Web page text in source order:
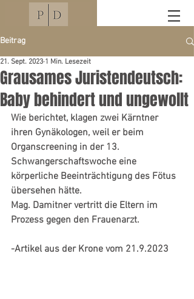
Beitrag
Grausames Juristendeutsch:
Baby behindert und ungewollt
21. Sept. 2023 1 Min. Lesezeit
Wie berichtet, klagen zwei Kärntner
ihren Gynäkologen, weil er beim
Organscreening in der 13.
Schwangerschaftswoche eine
körperliche Beeinträchtigung des Fötus
übersehen hätte.
Mag. Damitner vertritt die Eltern im
Prozess gegen den Frauenarzt.
-Artikel aus der Krone vom 21.9.2023